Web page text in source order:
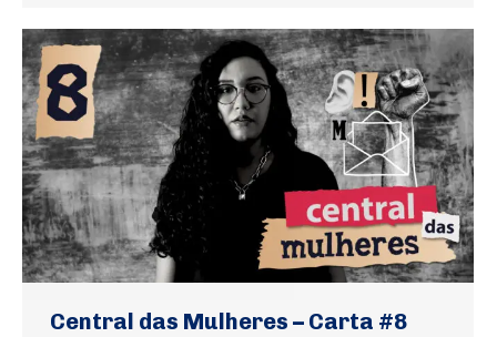
Central das Mulheres – Carta #8